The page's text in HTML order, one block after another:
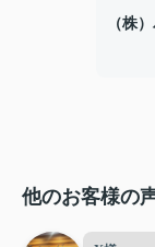
（株
他のお客様の